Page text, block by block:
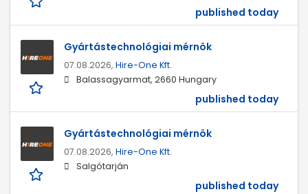
published today
Gyártástechnológiai mérnök
07.08.2026, Hire-One Kft.
Balassagyarmat, 2660 Hungary
published today
Gyártástechnológiai mérnök
07.08.2026, Hire-One Kft.
Salgótarján
published today